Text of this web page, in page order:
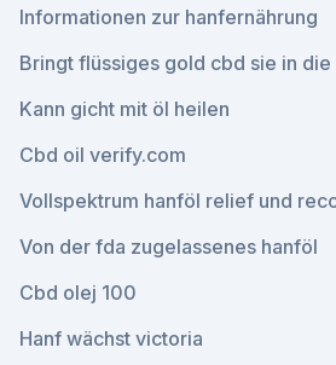
Informationen zur hanfernährung
Bringt flüssiges gold cbd sie in die
Kann gicht mit öl heilen
Cbd oil verify.com
Vollspektrum hanföl relief und
Von der fda zugelassenes hanföl
Cbd olej 100
Hanf wächst victoria